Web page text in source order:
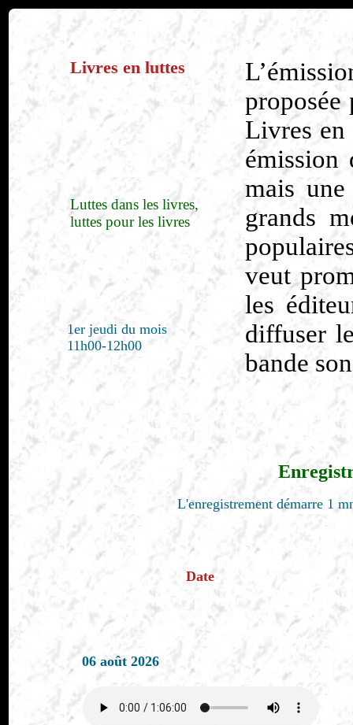
Livres en luttes
Livres en
émission
mais
grands
veut
les
diffuser
bande
Luttes dans les livres,
luttes pour les livres
1er jeudi du mois
11h00-12h00
L'enregistrement démarre 1
Date
06 août 2026